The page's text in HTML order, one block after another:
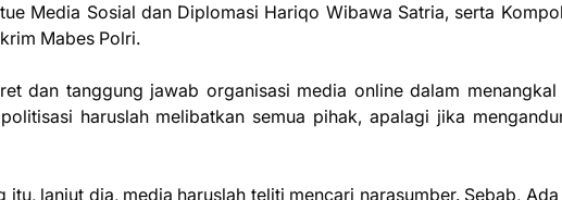
Media Sosial dan Diplomasi Hariqo Wibawa Satria, serta
Mabes Polri.
dan tanggung jawab organisasi media online dalam
haruslah melibatkan semua pihak, apalagi jika
lanjut dia, media haruslah teliti mencari narasumber. Sebab,